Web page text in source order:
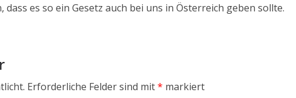
es so ein Gesetz auch bei uns in Österreich geben sollte.
Erforderliche Felder sind mit* markiert